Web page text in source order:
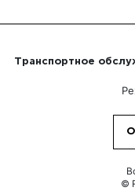
Транспортное
©